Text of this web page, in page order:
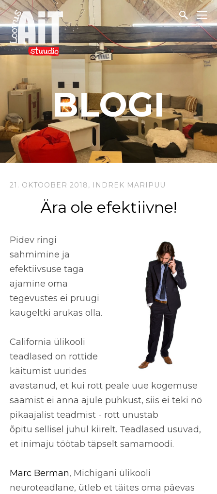
BLOGI
21. OKTOOBER 2018, INDREK MARIPUU
Ära ole efektiivne!
Pidev ringi
sahmimine ja
efektiivsuse taga
ajamine oma
tegevustes ei pruugi
kaugeltki arukas olla.
California ülikooli
teadlased on rottide
käitumist uurides
avastanud, et kui rott peale uue kogemuse
saamist ei anna ajule puhkust, siis ei teki nö
pikaajalist teadmist - rott unustab
õpitu sellisel juhul kiirelt. Teadlased usuvad,
et inimaju töötab täpselt samamoodi.
Marc Berman, Michigani ülikooli
neuroteadlane, ütleb et täites oma päevas